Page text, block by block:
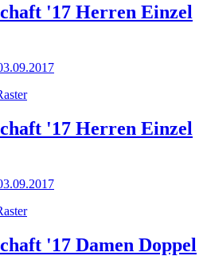
'17 Herren Einzel
'17 Herren Einzel
'17 Damen Doppel